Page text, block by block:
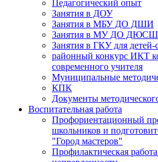
Педагогический опыт
Занятия в ДОУ
Занятия в МБУ ДО ДШИ
Занятия в МУ ДО ДЮСШ
Занятия в ГКУ для детей-
районный конкурс ИКТ
современного учителя
Муниципальные
КПК
Документы
Воспитательная работа
Профориентационный
школьников и
"Город мастеров"
Профилактическая